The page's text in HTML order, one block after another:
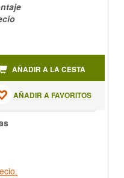
AÑADIR A LA CESTA
AÑADIR A FAVORITOS